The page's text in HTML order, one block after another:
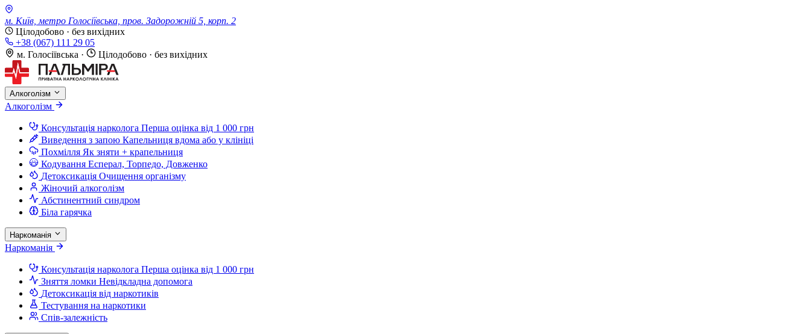
м. Київ, метро Голосіївська, пров. Задорожній 5, корп. 2
Цілодобово · без вихідних
+38 (067) 111 29 05
м. Голосіївська · Цілодобово · без вихідних
Алкоголізм
Алкоголізм
Консультація нарколога Перша оцінка від 1 000 грн
Виведення з запою Капельниця вдома або у клініці
Похмілля Як зняти + крапельниця
Кодування Есперал, Торпедо, Довженко
Детоксикація Очищення організму
Жіночий алкоголізм
Абстинентний синдром
Біла гарячка
Наркоманія
Наркоманія
Консультація нарколога Перша оцінка від 1 000 грн
Зняття ломки Невідкладна допомога
Детоксикація від наркотиків
Тестування на наркотики
Спів-залежність